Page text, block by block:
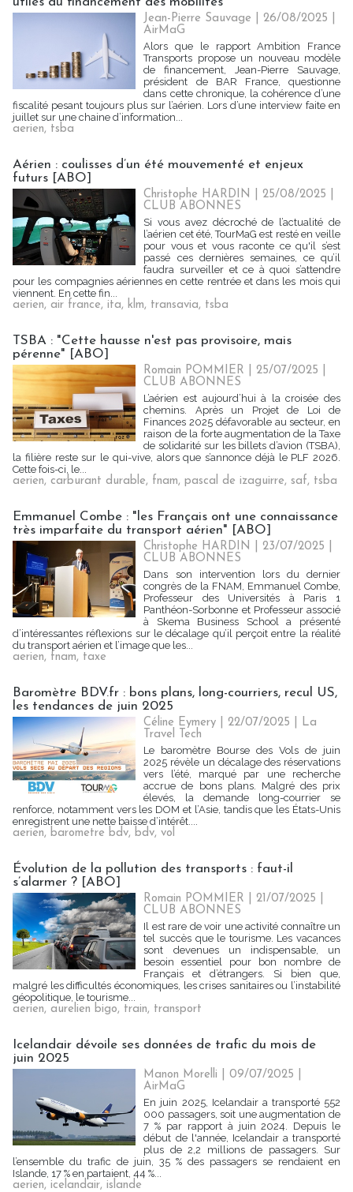
Jean-Pierre Sauvage | 26/08/2025
AirMaG
Alors que le rapport Ambition France
Transports propose un nouveau modèle
de financement, Jean-Pierre Sauvage,
président de BAR France, questionne
dans cette chronique, la cohérence d’une
fiscalité pesant toujours plus sur l’aérien. Lors d’une interview faite en
juillet sur une chaine d’information...
aerien, tsba
Aérien : coulisses d’un été mouvementé et enjeux
futurs [ABO]
Christophe HARDIN | 25/08/2025
CLUB ABONNES
Si vous avez décroché de l’actualité de
l’aérien cet été, TourMaG est resté en veille
pour vous et vous raconte ce qu'il s’est
passé ces dernières semaines, ce qu’il
faudra surveiller et ce à quoi s’attendre
pour les compagnies aériennes en cette rentrée et dans les mois qui
viennent. En cette fin...
aerien, air france, ita, klm, transavia, tsba
TSBA : "Cette hausse n'est pas provisoire, mais
pérenne" [ABO]
Romain POMMIER | 25/07/2025
CLUB ABONNES
L’aérien est aujourd’hui à la croisée des
chemins. Après un Projet de Loi de
Finances 2025 défavorable au secteur, en
raison de la forte augmentation de la Taxe
de solidarité sur les billets d’avion (TSBA),
la filière reste sur le qui-vive, alors que s’annonce déjà le PLF 2026.
Cette fois-ci, le...
aerien, carburant durable, fnam, pascal de izaguirre, saf, tsba
Emmanuel Combe : "les Français ont une connaissance
très imparfaite du transport aérien" [ABO]
Christophe HARDIN | 23/07/2025
CLUB ABONNES
Dans son intervention lors du dernier
congrès de la FNAM, Emmanuel Combe,
Professeur des Universités à Paris 1
Panthéon-Sorbonne et Professeur associé
à Skema Business School a présenté
d’intéressantes réflexions sur le décalage qu’il perçoit entre la réalité
du transport aérien et l’image que les...
aerien, fnam, taxe
Baromètre BDV.fr : bons plans, long-courriers, recul US,
les tendances de juin 2025
Céline Eymery | 22/07/2025
La
Travel Tech
Le baromètre Bourse des Vols de juin
2025 révèle un décalage des réservations
vers l’été, marqué par une recherche
accrue de bons plans. Malgré des prix
élevés, la demande long-courrier se
renforce, notamment vers les DOM et l’Asie, tandis que les États-Unis
enregistrent une nette baisse d’intérêt....
aerien, barometre bdv, bdv, vol
Évolution de la pollution des transports : faut-il
s’alarmer ? [ABO]
Romain POMMIER | 21/07/2025
CLUB ABONNES
Il est rare de voir une activité connaître un
tel succès que le tourisme. Les vacances
sont devenues un indispensable, un
besoin essentiel pour bon nombre de
Français et d’étrangers. Si bien que,
malgré les difficultés économiques, les crises sanitaires ou l’instabilité
géopolitique, le tourisme...
aerien, aurelien bigo, train, transport
Icelandair dévoile ses données de trafic du mois de
juin 2025
Manon Morelli | 09/07/2025
AirMaG
En juin 2025, Icelandair a transporté 552
000 passagers, soit une augmentation de
7 % par rapport à juin 2024. Depuis le
début de l'année, Icelandair a transporté
plus de 2,2 millions de passagers. Sur
l’ensemble du trafic de juin, 35 % des passagers se rendaient en
Islande, 17 % en partaient, 44 %...
aerien, icelandair, islande